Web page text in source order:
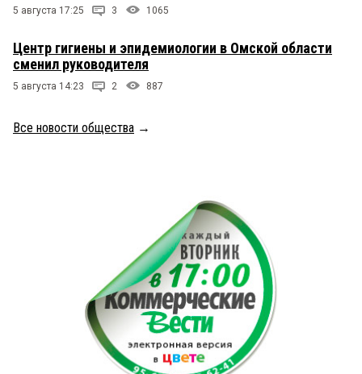
5 августа 17:25 3 1065
Центр гигиены и эпидемиологии в Омской области
сменил руководителя
5 августа 14:23 2 887
Все новости общества →